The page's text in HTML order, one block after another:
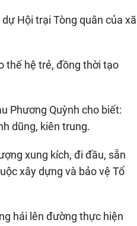
Hội trại Tòng quân của xã
thế hệ trẻ, đồng thời tạo
Phương Quỳnh cho biết:
dũng, kiên trung.
xung kích, đi đầu, sẵn
xây dựng và bảo vệ Tổ
hái lên đường thực hiện